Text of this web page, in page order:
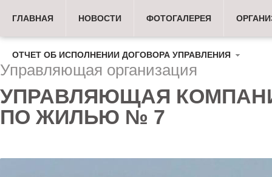
ГЛАВНАЯ НОВОСТИ ФОТОГАЛЕРЕЯ
ОТЧЕТ ОБ ИСПОЛНЕНИИ ДОГОВОРА УПРАВЛЕНИЯ
Управляющая организация
УПРАВЛЯЮЩАЯ
ПО ЖИЛЬЮ № 7